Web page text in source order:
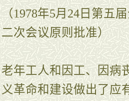
（1978年5月24日第五
二次会议原则批准）
老年工人和因工、因病
义革命和建设做出了应